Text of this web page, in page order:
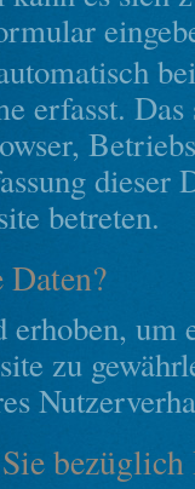
erfasst.
dieser
betreten.
um
zu